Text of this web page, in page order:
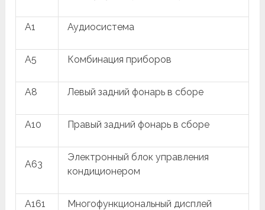
A1 Аудиосистема
A5 Комбинация приборов
A8 Левый задний фонарь в сборе
A10 Правый задний фонарь в сборе
A63
Электронный блок управления
кондиционером
A161 Многофункциональный дисплей